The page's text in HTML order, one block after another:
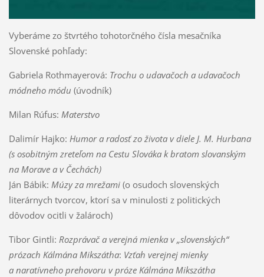
Vyberáme zo štvrtého tohotorčného čísla mesačníka
Slovenské pohľady:
Gabriela Rothmayerová: Trochu o udavačoch a udavačoch
módneho módu (úvodník)
Milan Rúfus: Materstvo
Dalimír Hajko: Humor a radosť zo života v diele J. M. Hurbana
(s osobitným zreteľom na Cestu Slováka k bratom slovanským
na Morave a v Čechách)
Ján Bábik: Múzy za mrežami(o osudoch slovenských
literárnych tvorcov, ktorí sa v minulosti z politických
dôvodov ocitli v žalároch)
Tibor Gintli: Rozprávač a verejná mienka v „slovenských“
prózach Kálmána Mikszátha: Vzťah verejnej mienky
a naratívneho prehovoru v próze Kálmána Mikszátha